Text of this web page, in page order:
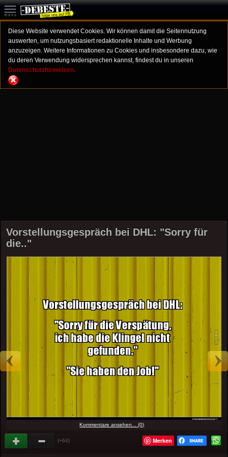
Diese Website verwendet Cookies. Wir können damit die Seitennutzung
auswerten, um nutzungsbasiert redaktionelle Inhalte und Werbung
anzuzeigen. Weitere Informationen zu Cookies und insbesondere dazu, wie
du deren Verwendung widersprechen kannst, findest du in unseren
Datenschutzhinweisen.
Vorstellungsgespräch bei DHL: "Sorry für
die.."
Kommentare ansehen... (0)
(+64) Merken